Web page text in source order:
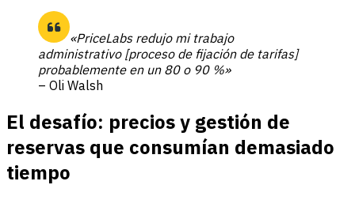
«PriceLabs redujo mi trabajo
administrativo [proceso de fijación de tarifas]
probablemente en un 80 o 90 %»
– Oli Walsh
El desafío: precios y gestión de
reservas que consumían demasiado
tiempo